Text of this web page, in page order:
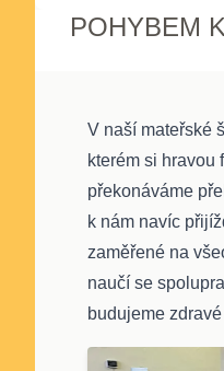
POHYBEM
V naší mateřské
kterém si hravou
překonáváme
k nám navíc
zaměřené na
naučí se
budujeme